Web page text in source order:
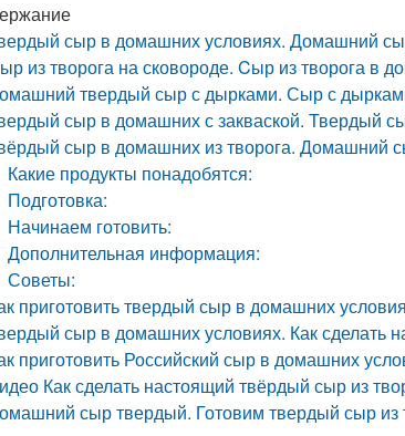
сыр в домашних условиях. Домашний
из творога на сковороде. Cыр из творога в
твердый сыр с дырками. Сыр с
сыр в домашних с закваской. Твердый
сыр в домашних из творога. Домашний
Какие продукты понадобятся:
Подготовка:
Начинаем готовить:
Дополнительная информация:
Советы:
приготовить твердый сыр в домашних
сыр в домашних условиях. Как сделать
приготовить Российский сыр в домашних
Как сделать настоящий твёрдый сыр из
сыр твердый. Готовим твердый сыр из